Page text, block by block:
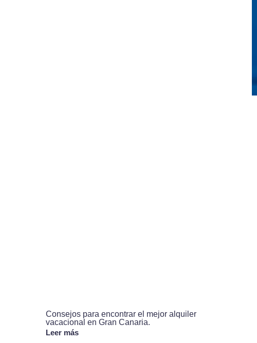
Consejos para encontrar el mejor alquiler
vacacional en Gran Canaria.
Leer más